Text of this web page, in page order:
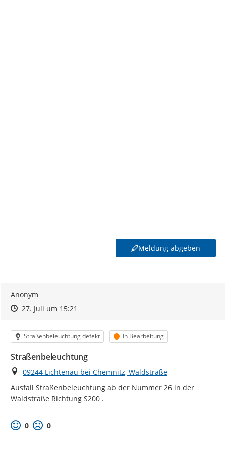
Meldung abgeben
Anonym
Zeitpunkt des Erstellens
Zeitpunkt des Erstellens
27. Juli um 15:21
Kategorie
Straßenbeleuchtung defekt Status
In Bearbeitung
Straßenbeleuchtung
Ort
09244 Lichtenau bei Chemnitz, Waldstraße
Ausfall Straßenbeleuchtung ab der Nummer 26 in der
Waldstraße Richtung S200 .
0 0